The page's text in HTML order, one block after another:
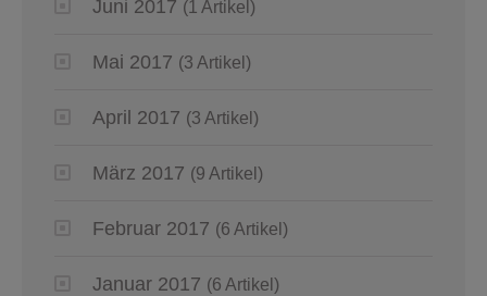
Juni 2017 (1 Artikel)
Mai 2017 (3 Artikel)
April 2017 (3 Artikel)
März 2017 (9 Artikel)
Februar 2017 (6 Artikel)
Januar 2017 (6 Artikel)